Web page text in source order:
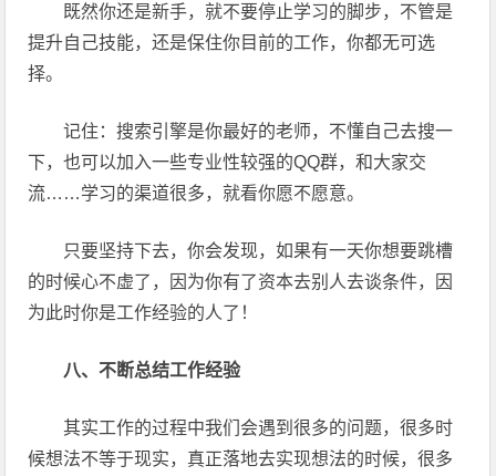
既然你还是新手，就不要停止学习的脚步，不管是
提升自己技能，还是保住你目前的工作，你都无可选
择。
记住：搜索引擎是你最好的老师，不懂自己去搜一
下，也可以加入一些专业性较强的QQ群，和大家交
流……学习的渠道很多，就看你愿不愿意。
只要坚持下去，你会发现，如果有一天你想要跳槽
的时候心不虚了，因为你有了资本去别人去谈条件，因
为此时你是工作经验的人了！
八、不断总结工作经验
其实工作的过程中我们会遇到很多的问题，很多时
候想法不等于现实，真正落地去实现想法的时候，很多